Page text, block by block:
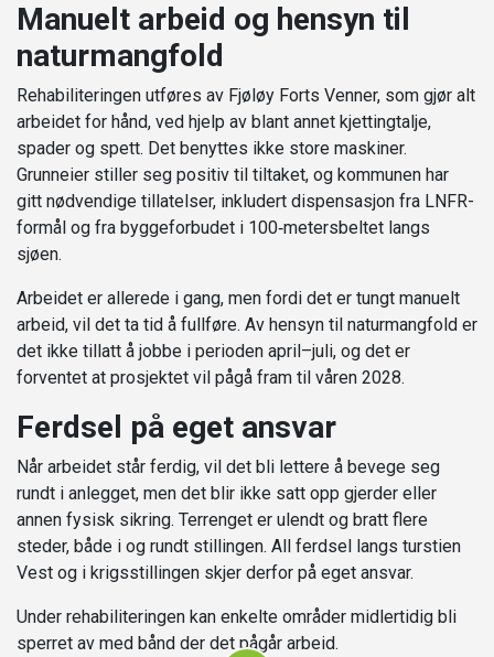
Manuelt arbeid og hensyn til
naturmangfold
Rehabiliteringen utføres av Fjøløy Forts Venner, som gjør alt
arbeidet for hånd, ved hjelp av blant annet kjettingtalje,
spader og spett. Det benyttes ikke store maskiner.
Grunneier stiller seg positiv til tiltaket, og kommunen har
gitt nødvendige tillatelser, inkludert dispensasjon fra LNFR-
formål og fra byggeforbudet i 100‑metersbeltet langs
sjøen.
Arbeidet er allerede i gang, men fordi det er tungt manuelt
arbeid, vil det ta tid å fullføre. Av hensyn til naturmangfold er
det ikke tillatt å jobbe i perioden april–juli, og det er
forventet at prosjektet vil pågå fram til våren 2028.
Ferdsel på eget ansvar
Når arbeidet står ferdig, vil det bli lettere å bevege seg
rundt i anlegget, men det blir ikke satt opp gjerder eller
annen fysisk sikring. Terrenget er ulendt og bratt flere
steder, både i og rundt stillingen. All ferdsel langs turstien
Vest og i krigsstillingen skjer derfor på eget ansvar.
Under rehabiliteringen kan enkelte områder midlertidig bli
sperret av med bånd der det pågår arbeid.